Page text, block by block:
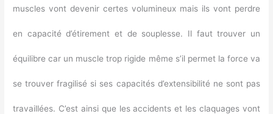
muscles vont devenir certes volumineux mais ils vont perdre
en capacité d’étirement et de souplesse. Il faut trouver un
équilibre car un muscle trop rigide même s’il permet la force va
se trouver fragilisé si ses capacités d’extensibilité ne sont pas
travaillées. C’est ainsi que les accidents et les claquages vont